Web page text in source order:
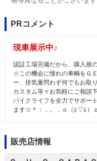
PRコメント
現車展示中♪
認証工場完備だから、購入後
☆この機会に憧れの車輌をＧ
ー、排気量問わず何でもお取
カスタム等々お気軽にご相談
バイクライフを全力でサポー
ます☆＊：．。．ｏ（≧▽≦）
販売店情報